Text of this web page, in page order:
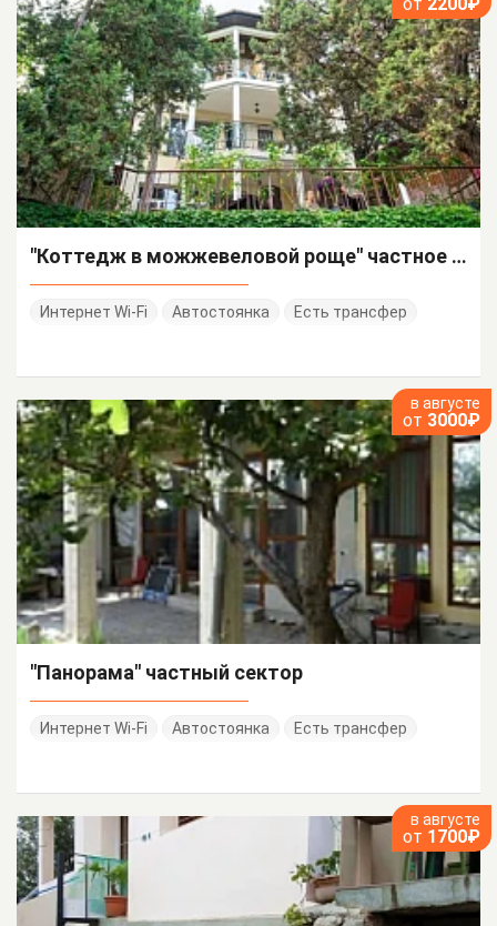
"Коттедж в можжевеловой роще" частное домовладение
Интернет Wi-Fi Автостоянка Есть трансфер
в августе
от 3000₽
"Панорама" частный сектор
Интернет Wi-Fi Автостоянка Есть трансфер
в августе
от 1700₽